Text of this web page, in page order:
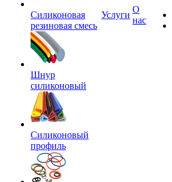
Силиконовая
резиновая смесь
Шнур
силиконовый
Силиконовый
профиль
Услуги
О
нас